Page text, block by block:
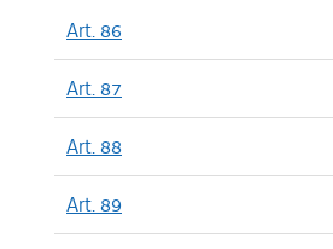
Art. 86
Art. 87
Art. 88
Art. 89